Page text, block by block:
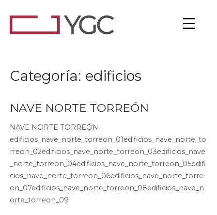
Inicio
Categoría: edificios
NAVE NORTE TORREÓN
NAVE NORTE TORREÓN
edificios_nave_norte_torreon_01edificios_nave_norte_to
rreon_02edificios_nave_norte_torreon_03edificios_nave
_norte_torreon_04edificios_nave_norte_torreon_05edifi
cios_nave_norte_torreon_06edificios_nave_norte_torre
on_07edificios_nave_norte_torreon_08edificios_nave_n
orte_torreon_09